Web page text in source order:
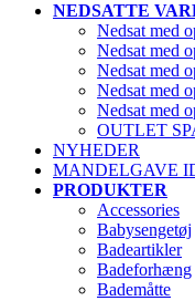
NEDSATTE
Nedsat med
Nedsat med
Nedsat med
Nedsat med
Nedsat med
OUTLET
NYHEDER
MANDELGAVE
PRODUKTER
Accessories
Babysengetøj
Badeartikler
Badeforhæng
Bademåtte